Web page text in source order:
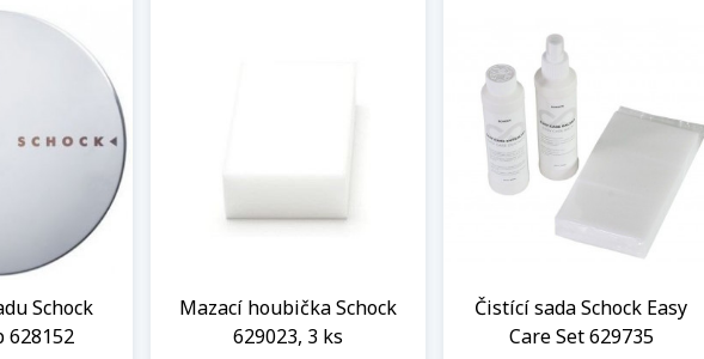
Schock
628152
Mazací houbička Schock
629023, 3 ks
Čistící sada Schock Easy
Care Set 629735